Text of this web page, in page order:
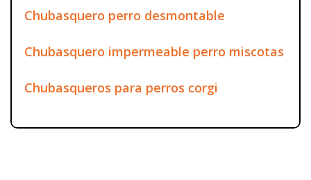
Chubasquero perro desmontable
Chubasquero impermeable perro miscotas
Chubasqueros para perros corgi